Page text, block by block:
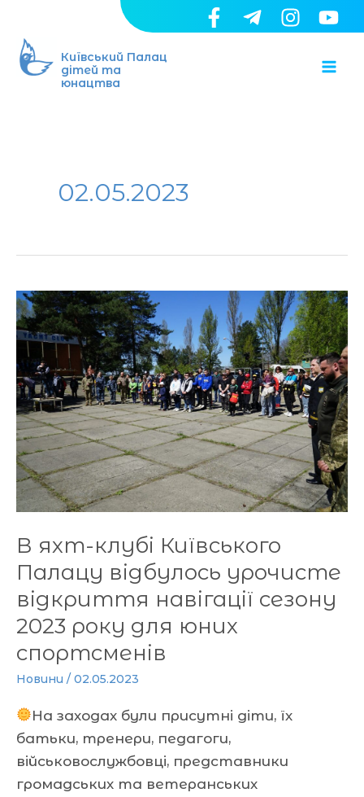
вмісту
Київський Палац
дітей та
юнацтва
02.05.2023
В яхт-клубі Київського
Палацу відбулось урочисте
відкриття навігації сезону
2023 року для юних
спортсменів
Новини / 02.05.2023
На заходах були присутні діти, їх
батьки, тренери, педагоги,
військовослужбовці, представники
громадських та ветеранських
В
яхт-
клубі
Київського
Палацу
відбулось
урочисте
відкриття
навігації
сезону
року
для
юних
спортсменів